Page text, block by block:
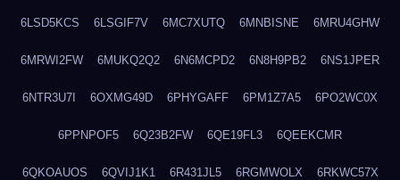
6LSD5KCS 6LSGIF7V 6MC7XUTQ 6MNBISNE 6MRU4GHW
6MRWI2FW 6MUKQ2Q2 6N6MCPD2 6N8H9PB2 6NS1JPER
6NTR3U7I 6OXMG49D 6PHYGAFF 6PM1Z7A5 6PO2WC0X
6PPNPOF5 6Q23B2FW 6QE19FL3 6QEEKCMR
6QKOAUOS 6QVIJ1K1 6R431JL5 6RGMWOLX 6RKWC57X